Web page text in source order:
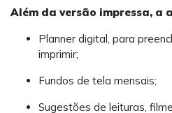
Além da versão impressa, a
Planner digital, para
imprimir;
Fundos de tela mensais;
Sugestões de leituras,